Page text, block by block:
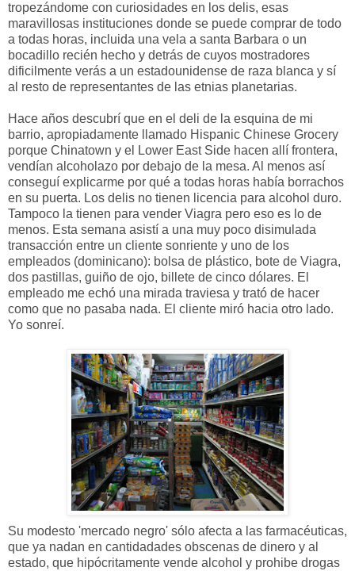
tropezándome con curiosidades en los delis, esas
maravillosas instituciones donde se puede comprar de todo
a todas horas, incluida una vela a santa Barbara o un
bocadillo recién hecho y detrás de cuyos mostradores
dificilmente verás a un estadounidense de raza blanca y sí
al resto de representantes de las etnias planetarias.
Hace años descubrí que en el deli de la esquina de mi
barrio, apropiadamente llamado Hispanic Chinese Grocery
porque Chinatown y el Lower East Side hacen allí frontera,
vendían alcoholazo por debajo de la mesa. Al menos así
conseguí explicarme por qué a todas horas había borrachos
en su puerta. Los delis no tienen licencia para alcohol duro.
Tampoco la tienen para vender Viagra pero eso es lo de
menos. Esta semana asistí a una muy poco disimulada
transacción entre un cliente sonriente y uno de los
empleados (dominicano): bolsa de plástico, bote de Viagra,
dos pastillas, guiño de ojo, billete de cinco dólares. El
empleado me echó una mirada traviesa y trató de hacer
como que no pasaba nada. El cliente miró hacia otro lado.
Yo sonreí.
Su modesto 'mercado negro' sólo afecta a las farmacéuticas,
que ya nadan en cantidadades obscenas de dinero y al
estado, que hipócritamente vende alcohol y prohibe drogas